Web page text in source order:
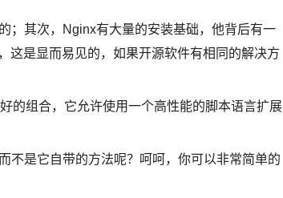
；其次，Nginx有大量的安装基础，他背后有一
这是显而易见的，如果开源软件有相同的解决方
的组合，它允许使用一个高性能的脚本语言扩展
不是它自带的方法呢？呵呵，你可以非常简单的